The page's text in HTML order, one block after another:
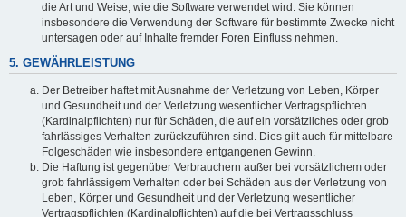
die Art und Weise, wie die Software verwendet wird. Sie können
insbesondere die Verwendung der Software für bestimmte Zwecke nicht
untersagen oder auf Inhalte fremder Foren Einfluss nehmen.
5. GEWÄHRLEISTUNG
Der Betreiber haftet mit Ausnahme der Verletzung von Leben, Körper
und Gesundheit und der Verletzung wesentlicher Vertragspflichten
(Kardinalpflichten) nur für Schäden, die auf ein vorsätzliches oder grob
fahrlässiges Verhalten zurückzuführen sind. Dies gilt auch für mittelbare
Folgeschäden wie insbesondere entgangenen Gewinn.
Die Haftung ist gegenüber Verbrauchern außer bei vorsätzlichem oder
grob fahrlässigem Verhalten oder bei Schäden aus der Verletzung von
Leben, Körper und Gesundheit und der Verletzung wesentlicher
Vertragspflichten (Kardinalpflichten) auf die bei Vertragsschluss